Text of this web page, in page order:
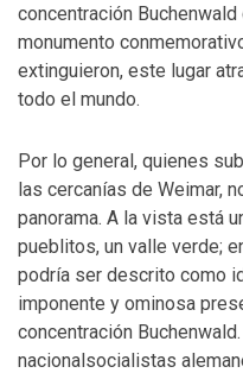
concentración
monumento
extinguieron, este lugar
todo el mundo.
Por lo general, quienes
las cercanías de Weimar,
panorama. A la vista está
pueblitos, un valle verde;
podría ser descrito como
imponente y ominosa
concentración
nacionalsocialistas